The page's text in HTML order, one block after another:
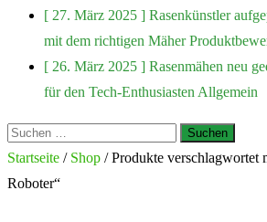
[ 27. März 2025 ] Rasenkünstler
mit dem richtigen Mäher
[ 26. März 2025 ] Rasenmähen neu
für den Tech-Enthusiasten Allgemein
Suchen
nach:
Startseite / Shop / Produkte verschlagwortet
Roboter“